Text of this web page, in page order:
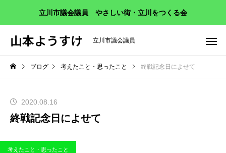
立川市議会議員 やさしい街・立川をつくる会
山本ようすけ 立川市議会議員
ブログ 考えたこと・思ったこと 終戦記念日によせて
2020.08.16
終戦記念日によせて
考えたこと・思ったこと